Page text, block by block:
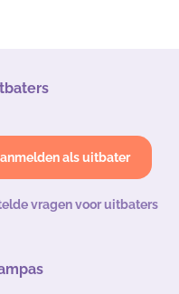
als uitbater
vragen voor uitbaters